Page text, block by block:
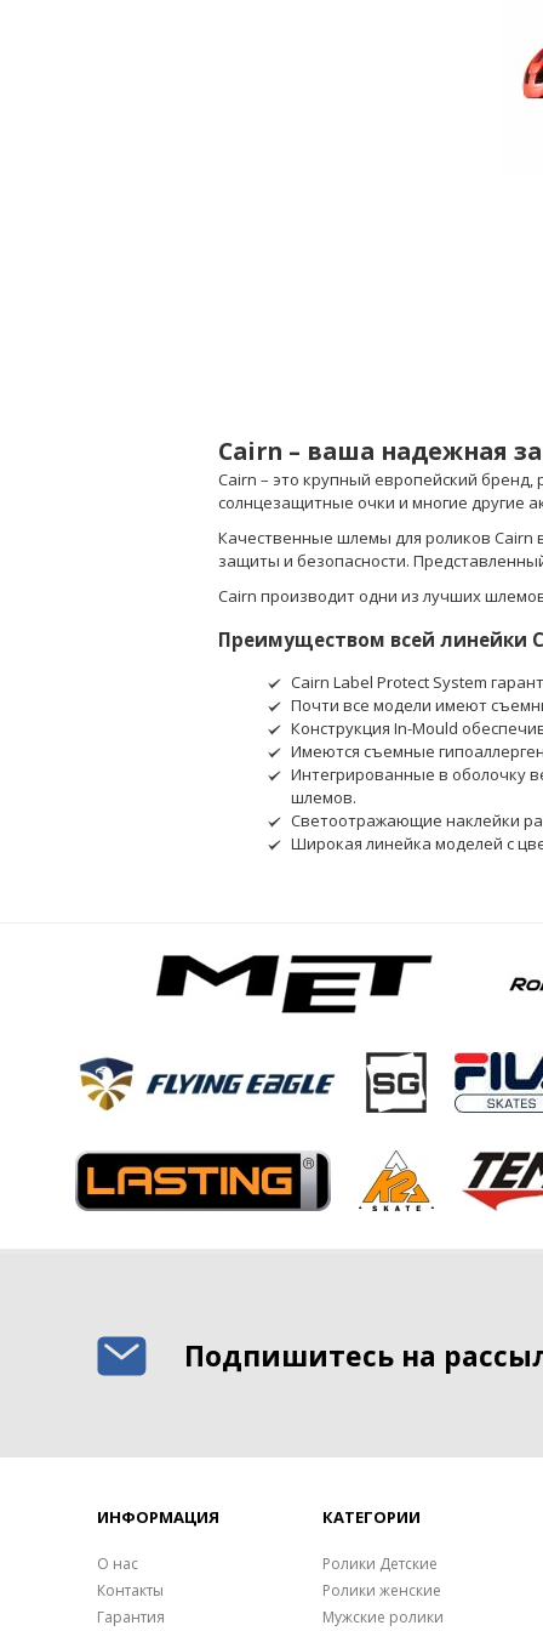
Cairn – ваша надежная
Cairn – это крупный европейский
солнцезащитные очки и многие другие
Качественные шлемы для роликов Cairn
защиты и безопасности.
Cairn производит одни из лучших
Преимуществом всей линейки
Cairn Label Protect System
Почти все модели имеют
Конструкция In-Mould
Имеются съемные
Интегрированные в оболочку
шлемов.
Светоотражающие наклейки
Широкая линейка моделей с
Подпишитесь на
ИНФОРМАЦИЯ
О нас
Контакты
Гарантия
КАТЕГОРИИ
Ролики Детские
Ролики женские
Мужские ролики